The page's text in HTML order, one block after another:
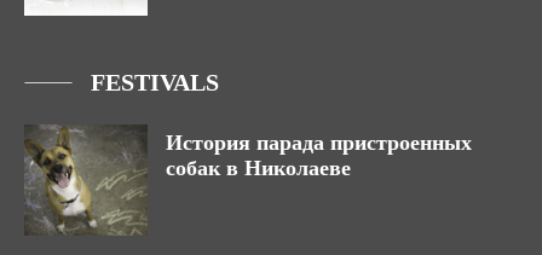
FESTIVALS
История парада пристроенных
собак в Николаеве